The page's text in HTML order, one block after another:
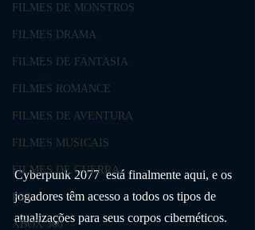
FILMES DE MONSTROS
FILMES DRAMA
FILMES DE FANTASIA
FILMES ROMANCE
FILMES DE AVENTURA
FILMES MUSICAIS
FILMES DE GUERRA
PS3
XBOX 360
Cyberpunk 2077  está finalmente aqui, e os
jogadores têm acesso a todos os tipos de
atualizações para seus corpos cibernéticos.